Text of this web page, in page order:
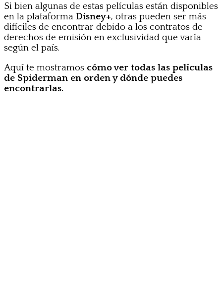
Si bien algunas de estas películas están disponibles
en la plataforma Disney+, otras pueden ser más
difíciles de encontrar debido a los contratos de
derechos de emisión en exclusividad que varía
según el país.
Aquí te mostramos cómo ver todas las películas
de Spiderman en orden y dónde puedes
encontrarlas.